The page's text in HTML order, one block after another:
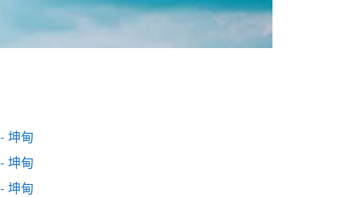
坤甸
坤甸
坤甸